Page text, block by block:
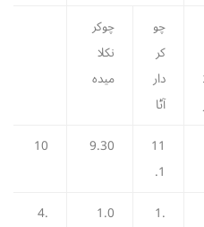
چو
کر
دار
آٹا
چوکر
نکلا
میدہ
11
.1
9.30
10
1.
1.0
4.